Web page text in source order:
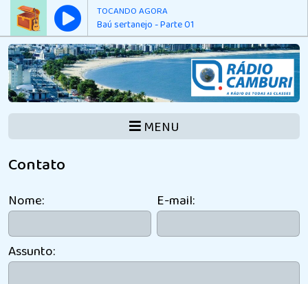
TOCANDO AGORA
Baú sertanejo - Parte 01
MENU
Contato
Nome: E-mail:
Assunto: